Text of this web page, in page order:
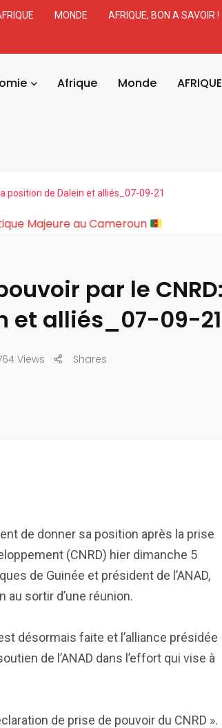
MONDE AFRIQUE, BON A SAVOIR !
Afrique Monde
position de Dalein et alliés_07-09-21
Sociopolitique Majeure au
par le
et alliés_07-09-21
Views Shares
de donner sa position après la prise
(CNRD) hier dimanche 5
de Guinée et président de l’ANAD,
au sortir d’une réunion.
désormais faite et l’alliance présidée
de l’ANAD dans l’effort qui vise à
de prise de pouvoir du CNRD ».